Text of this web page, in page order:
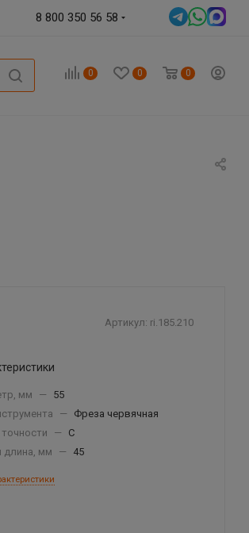
8 800 350 56 58
0 0 0
Артикул: ri.185.210
мм —
55
—
Фреза червячная
—
C
длина, мм
— 45